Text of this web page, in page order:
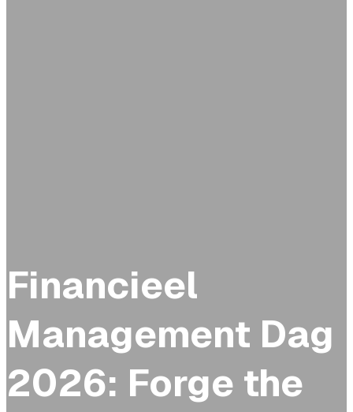
Financieel
Management Dag
2026: Forge the